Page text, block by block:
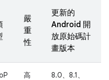
嚴
重
性
更新的
Android 開
放原始碼計
畫版本
高
8.0、8.1、